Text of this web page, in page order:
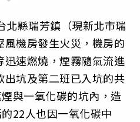
北縣瑞芳鎮（現新北市瑞
機房發生火災，機房的
速燃燒，煙霧隨氣流進
出坑及第二班已入坑的共
與一氧化碳的坑內，造
22人也因一氧化碳中